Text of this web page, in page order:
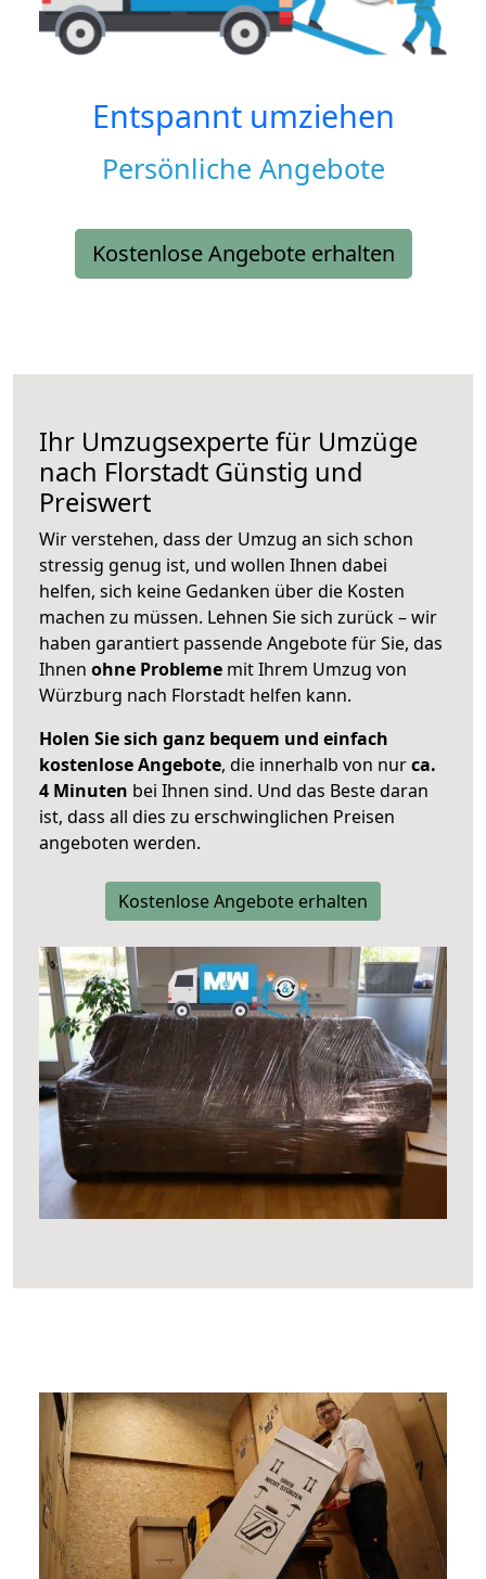
Entspannt umziehen
Persönliche Angebote
Kostenlose Angebote erhalten
Ihr Umzugsexperte für Umzüge
nach Florstadt Günstig und
Preiswert
Wir verstehen, dass der Umzug an sich schon
stressig genug ist, und wollen Ihnen dabei
helfen, sich keine Gedanken über die Kosten
machen zu müssen. Lehnen Sie sich zurück – wir
haben garantiert passende Angebote für Sie, das
Ihnen ohne Probleme mit Ihrem Umzug von
Würzburg nach Florstadt helfen kann.
Holen Sie sich ganz bequem und einfach
kostenlose Angebote, die innerhalb von nurca.
4 Minuten bei Ihnen sind. Und das Beste daran
ist, dass all dies zu erschwinglichen Preisen
angeboten werden.
Kostenlose Angebote erhalten